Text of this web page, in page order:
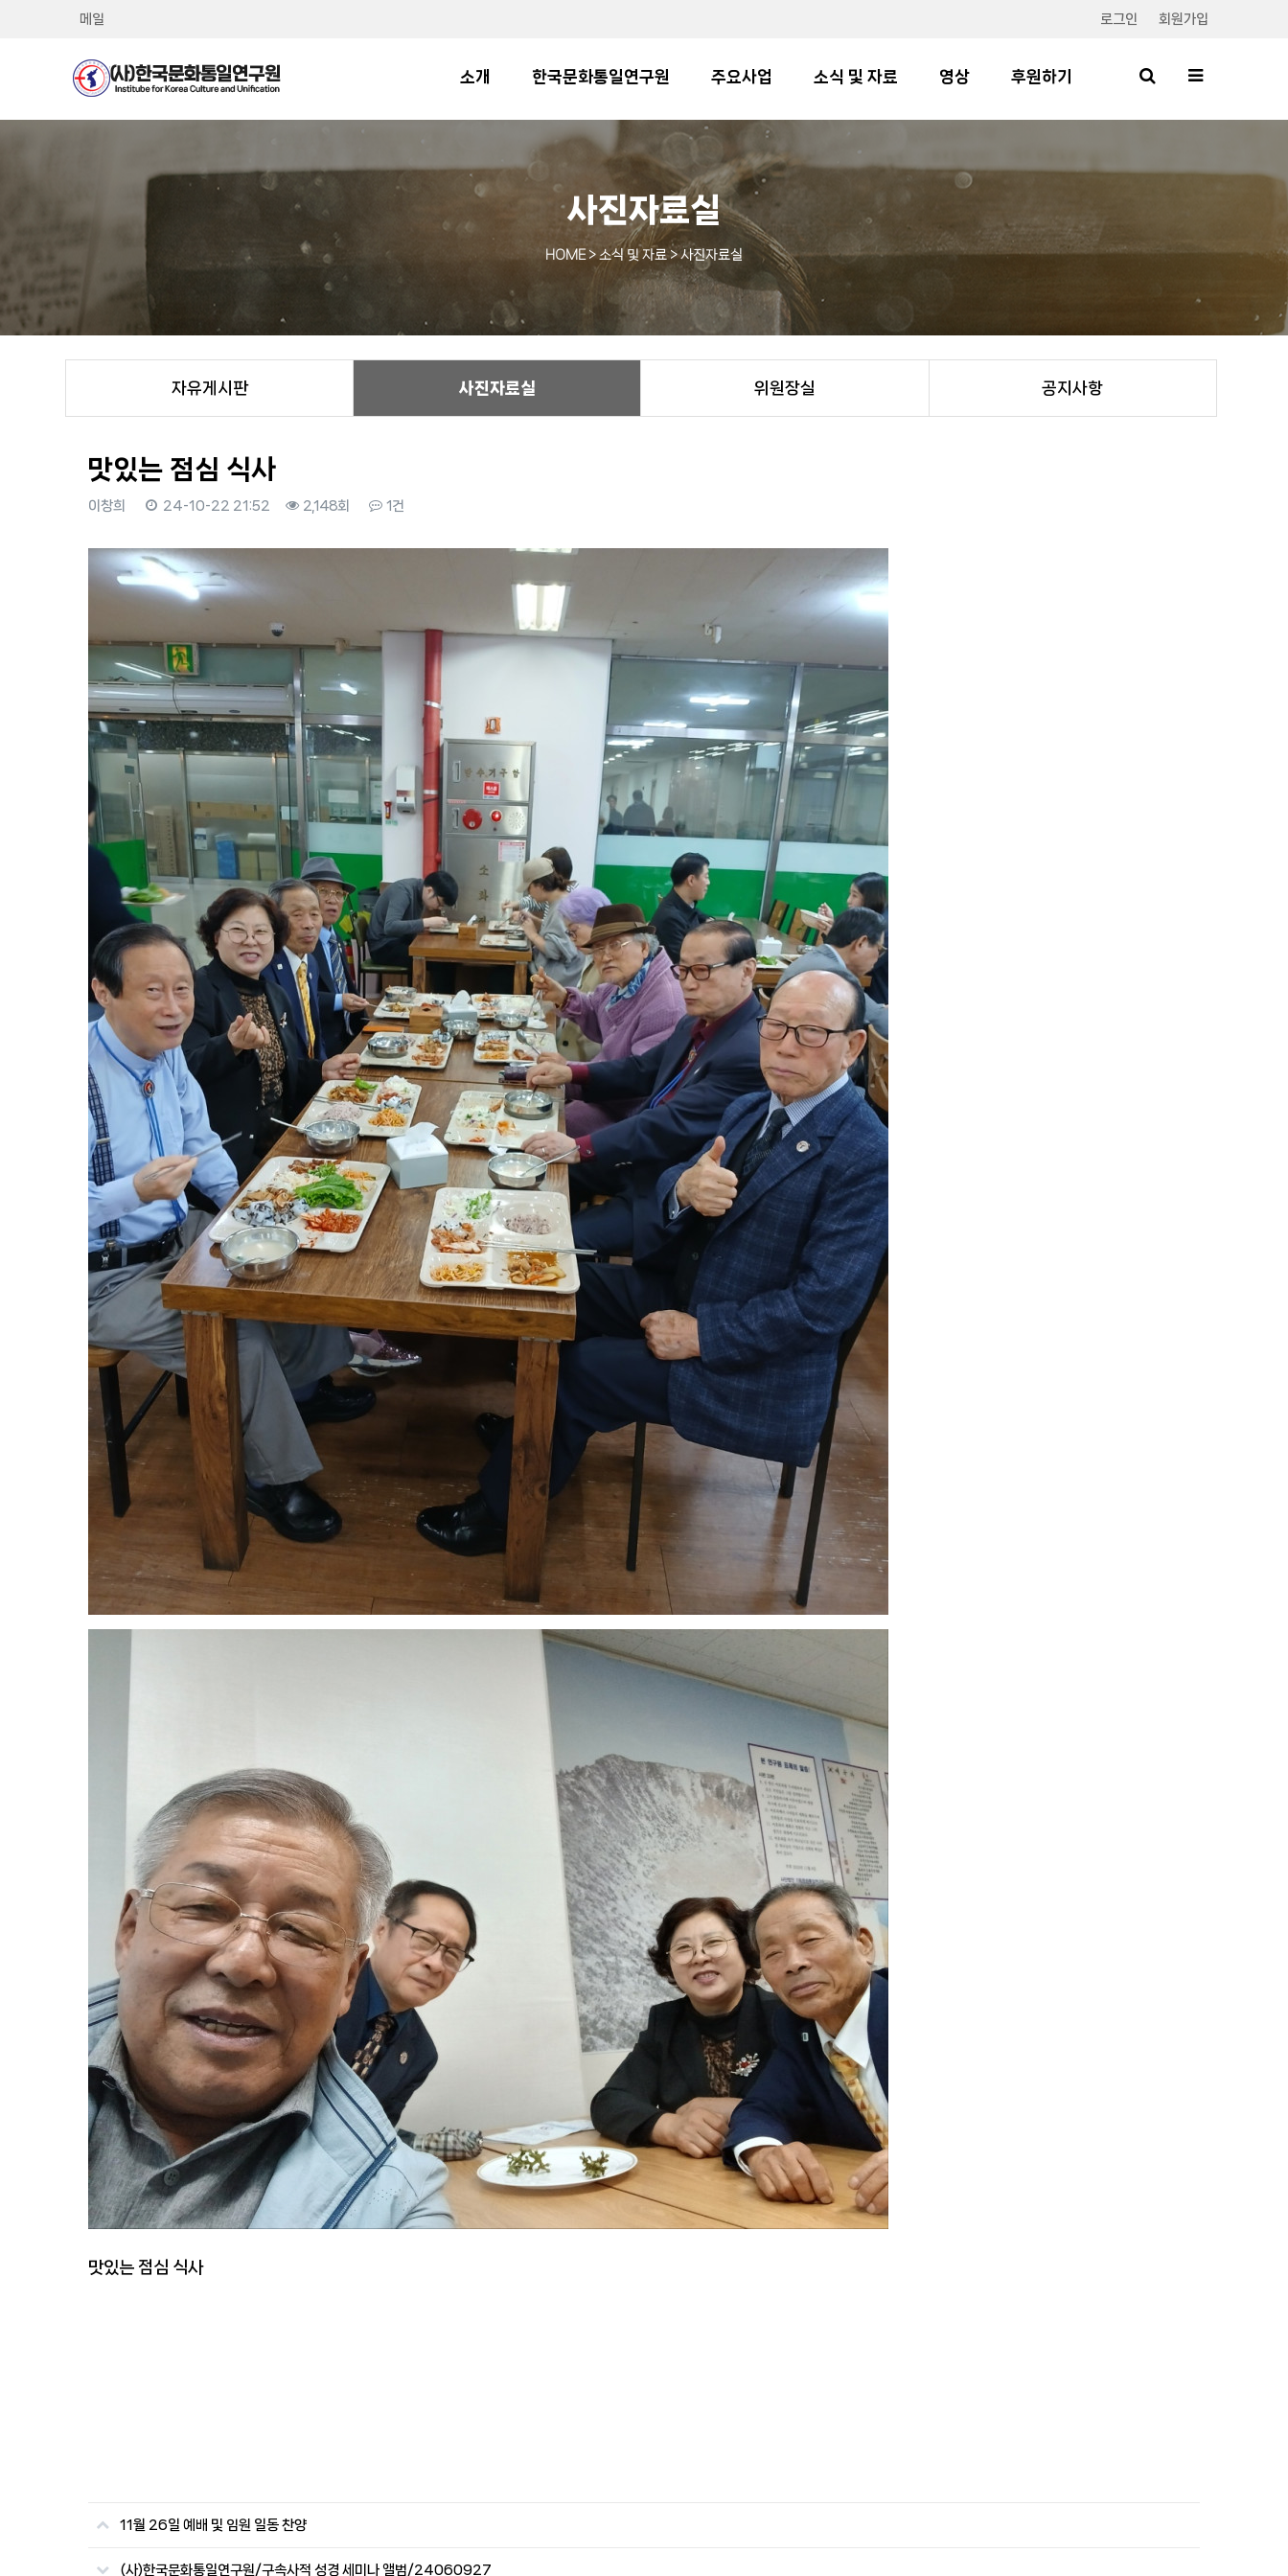
회원가입
로그인
메일
소개 한국문화통일연구원 주요사업 소식 및 자료 영상 후원하기
사진자료실
HOME > 소식 및 자료 > 사진자료실
자유게시판 사진자료실 위원장실 공지사항
맛있는 점심 식사
이창희 24-10-22 21:52 2,148회 1건
본문
맛있는 점심 식사
11월 26일 예배 및 임원 일동 찬양
(사)한국문화통일연구원/구속사적 성경 세미나 앨범/24060927